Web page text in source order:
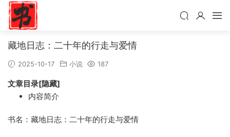
藏地日志：二十年的行走与爱情
2025-10-17 小说 187
文章目录[隐藏]
内容简介
书名：藏地日志：二十年的行走与爱情